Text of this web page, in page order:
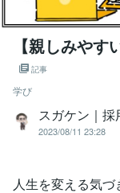
【親しみや
記事
学び
スガケン｜
2023/08/11 23:28
人生を変える気づ